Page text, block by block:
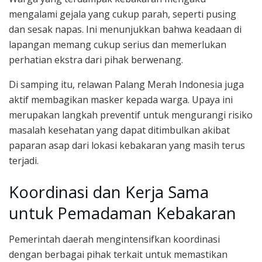
mengalami gejala yang cukup parah, seperti pusing
dan sesak napas. Ini menunjukkan bahwa keadaan di
lapangan memang cukup serius dan memerlukan
perhatian ekstra dari pihak berwenang.
Di samping itu, relawan Palang Merah Indonesia juga
aktif membagikan masker kepada warga. Upaya ini
merupakan langkah preventif untuk mengurangi risiko
masalah kesehatan yang dapat ditimbulkan akibat
paparan asap dari lokasi kebakaran yang masih terus
terjadi.
Koordinasi dan Kerja Sama
untuk Pemadaman Kebakaran
Pemerintah daerah mengintensifkan koordinasi
dengan berbagai pihak terkait untuk memastikan